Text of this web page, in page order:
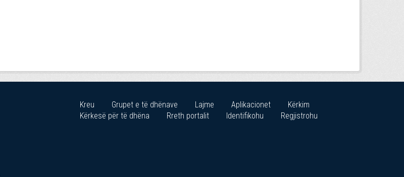
Kreu Grupet e të dhënave Lajme Aplikacionet
Kërkim
Kërkesë për të dhëna
Rreth portalit Identifikohu Regjistrohu